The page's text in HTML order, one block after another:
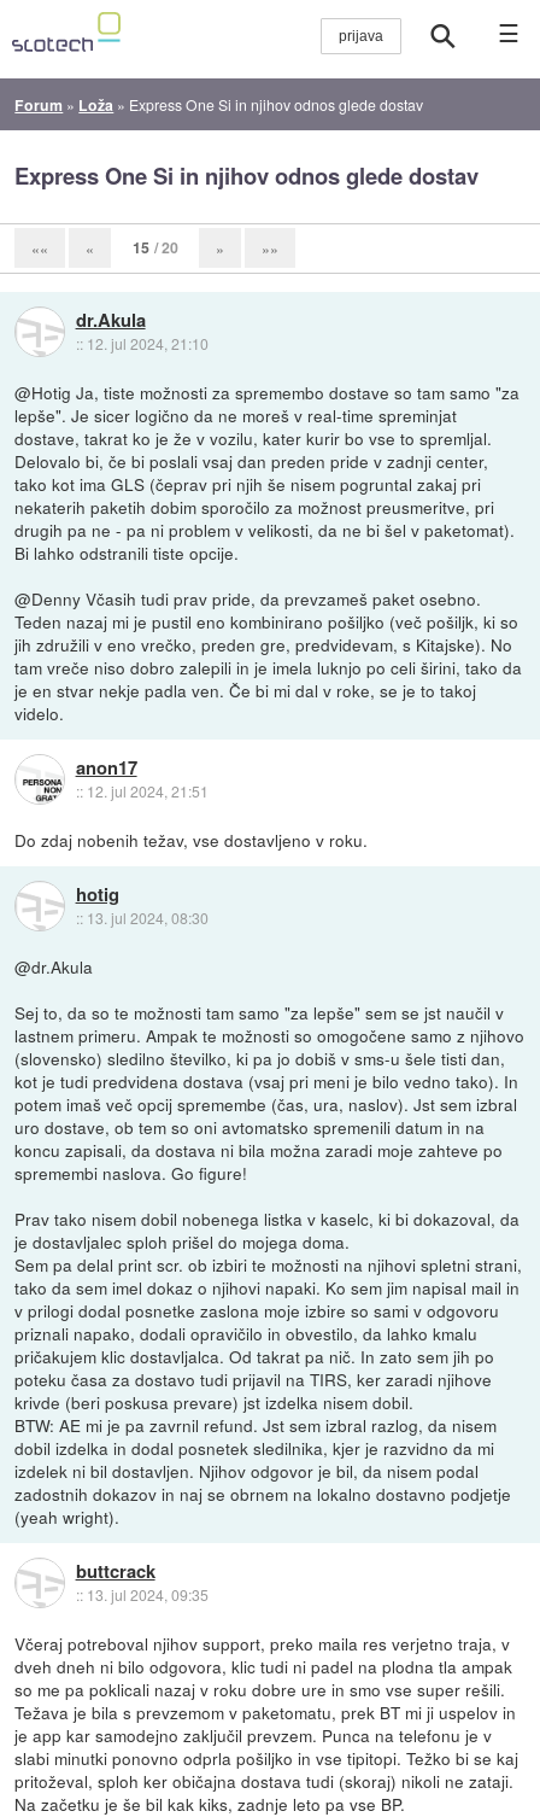
☰
Forum » Loža » Express One Si in njihov odnos glede dostav
Express One Si in njihov odnos glede dostav
«« « 15 / 20 » »»
dr.Akula
:: 12. jul 2024, 21:10
@Hotig Ja, tiste možnosti za spremembo dostave so tam samo "za
lepše". Je sicer logično da ne moreš v real-time spreminjat
dostave, takrat ko je že v vozilu, kater kurir bo vse to spremljal.
Delovalo bi, če bi poslali vsaj dan preden pride v zadnji center,
tako kot ima GLS (čeprav pri njih še nisem pogruntal zakaj pri
nekaterih paketih dobim sporočilo za možnost preusmeritve, pri
drugih pa ne - pa ni problem v velikosti, da ne bi šel v paketomat).
Bi lahko odstranili tiste opcije.
@Denny Včasih tudi prav pride, da prevzameš paket osebno.
Teden nazaj mi je pustil eno kombinirano pošiljko (več pošiljk, ki so
jih združili v eno vrečko, preden gre, predvidevam, s Kitajske). No
tam vreče niso dobro zalepili in je imela luknjo po celi širini, tako da
je en stvar nekje padla ven. Če bi mi dal v roke, se je to takoj
videlo.
anon17
:: 12. jul 2024, 21:51
Do zdaj nobenih težav, vse dostavljeno v roku.
hotig
:: 13. jul 2024, 08:30
@dr.Akula
Sej to, da so te možnosti tam samo "za lepše" sem se jst naučil v
lastnem primeru. Ampak te možnosti so omogočene samo z njihovo
(slovensko) sledilno številko, ki pa jo dobiš v sms-u šele tisti dan,
kot je tudi predvidena dostava (vsaj pri meni je bilo vedno tako). In
potem imaš več opcij spremembe (čas, ura, naslov). Jst sem izbral
uro dostave, ob tem so oni avtomatsko spremenili datum in na
koncu zapisali, da dostava ni bila možna zaradi moje zahteve po
spremembi naslova. Go figure!
Prav tako nisem dobil nobenega listka v kaselc, ki bi dokazoval, da
je dostavljalec sploh prišel do mojega doma.
Sem pa delal print scr. ob izbiri te možnosti na njihovi spletni strani,
tako da sem imel dokaz o njihovi napaki. Ko sem jim napisal mail in
v prilogi dodal posnetke zaslona moje izbire so sami v odgovoru
priznali napako, dodali opravičilo in obvestilo, da lahko kmalu
pričakujem klic dostavljalca. Od takrat pa nič. In zato sem jih po
poteku časa za dostavo tudi prijavil na TIRS, ker zaradi njihove
krivde (beri poskusa prevare) jst izdelka nisem dobil.
BTW: AE mi je pa zavrnil refund. Jst sem izbral razlog, da nisem
dobil izdelka in dodal posnetek sledilnika, kjer je razvidno da mi
izdelek ni bil dostavljen. Njihov odgovor je bil, da nisem podal
zadostnih dokazov in naj se obrnem na lokalno dostavno podjetje
(yeah wright).
buttcrack
:: 13. jul 2024, 09:35
Včeraj potreboval njihov support, preko maila res verjetno traja, v
dveh dneh ni bilo odgovora, klic tudi ni padel na plodna tla ampak
so me pa poklicali nazaj v roku dobre ure in smo vse super rešili.
Težava je bila s prevzemom v paketomatu, prek BT mi ji uspelov in
je app kar samodejno zaključil prevzem. Punca na telefonu je v
slabi minutki ponovno odprla pošiljko in vse tipitopi. Težko bi se kaj
pritoževal, sploh ker običajna dostava tudi (skoraj) nikoli ne zataji.
Na začetku je še bil kak kiks, zadnje leto pa vse BP.